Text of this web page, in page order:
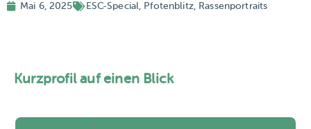
Mai 6, 2025 ESC-Special, Pfotenblitz, Rassenportraits
Kurzprofil auf einen Blick